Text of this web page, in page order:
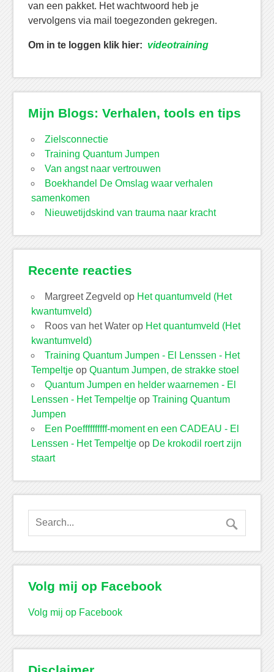
van een pakket. Het wachtwoord heb je
vervolgens via mail toegezonden gekregen.
Om in te loggen klik hier: videotraining
Mijn Blogs: Verhalen, tools en tips
Zielsconnectie
Training Quantum Jumpen
Van angst naar vertrouwen
Boekhandel De Omslag waar verhalen
samenkomen
Nieuwetijdskind van trauma naar kracht
Recente reacties
Margreet Zegveld op Het quantumveld (Het
kwantumveld)
Roos van het Waterop Het quantumveld (Het
kwantumveld)
Training Quantum Jumpen - El Lenssen - Het
Tempeltjeop Quantum Jumpen, de strakke stoel
Quantum Jumpen en helder waarnemen - El
Lenssen - Het Tempeltjeop Training Quantum
Jumpen
Een Poeffffffffff-moment en een CADEAU - El
Lenssen - Het Tempeltjeop De krokodil roert zijn
staart
Volg mij op Facebook
Volg mij op Facebook